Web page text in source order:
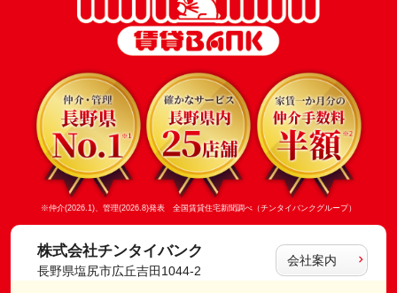
※仲介(2026.1)、管理(2026.8)発表 全国賃貸住宅新聞調べ（チンタイバンクグループ）
株式会社チンタイバンク
長野県塩尻市広丘吉田1044-2
会社案内